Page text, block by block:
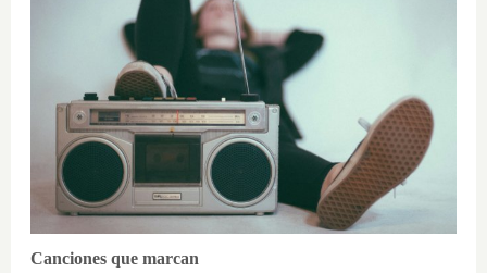
Canciones que marcan